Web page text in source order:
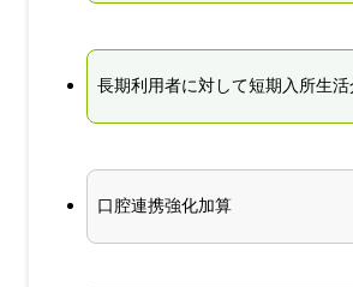
長期利用者に対して短期入所生
口腔連携強化加算